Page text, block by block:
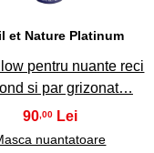
et Nature Platinum
pentru nuante reci
si par grizonat…
90,00
nuantatoare